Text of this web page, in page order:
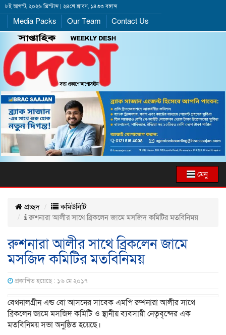
৮ই আগস্ট, ২০২৬ খ্রিস্টাব্দ | ২৪শে শ্রাবণ, ১৪৩৩ বঙ্গাব্দ
Media Packs Our Team Contact Us
মেনু
প্রচ্ছদ
কমিউনিটি
রুশনারা আলীর সাথে ব্রিকলেন জামে মসজিদ কমিটির মতবিনিময়
রুশনারা আলীর সাথে ব্রিকলেন জামে
মসজিদ কমিটির মতবিনিময়
প্রকাশিত হয়েছে : ১৬ মে ২০১৭
বেথনালগ্রীন এন্ড বো আসনের সাবেক এমপি রুশনারা আলীর সাথে
ব্রিকলেন জামে মসজিদ কমিটি ও স্থানীয় ব্যবসায়ী নেতৃবৃন্দের এক
মতবিনিময় সভা অনুষ্ঠিত হয়েছে।